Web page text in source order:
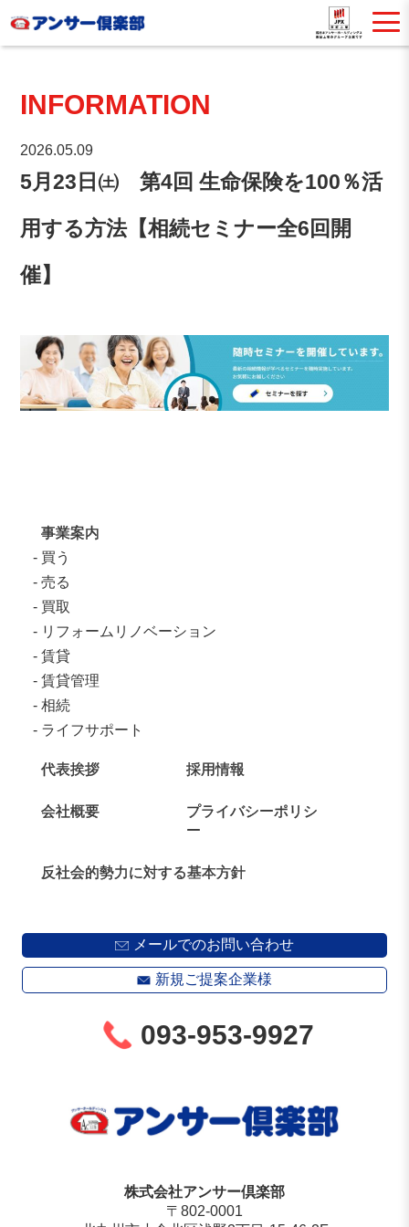
INFORMATION
2026.05.09
5月23日㈯ 第4回 生命保険を100％活
用する方法【相続セミナー全6回開
催】
株式会社アンサー倶楽部
〒802-0001
事業案内
買う
売る
買取
リフォームリノベーション
賃貸
賃貸管理
相続
ライフサポート
代表挨拶 採用情報
会社概要
プライバシーポリシ
ー
反社会的勢力に対する基本方針
メールでのお問い合わせ
新規ご提案企業様
093-953-9927